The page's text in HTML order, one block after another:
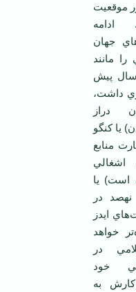
موقعيت
ادامه
جهان
مانند
پيش
داشت،
دراز
يا کنگو
منابع
اشغالي
است) يا
نهصد در
ايدز
خواهد
در
خود
کارش به